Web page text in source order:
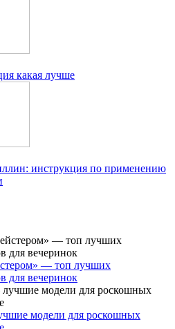
какая лучше
инструкция по применению
— топ лучших
для вечеринок
модели для роскошных